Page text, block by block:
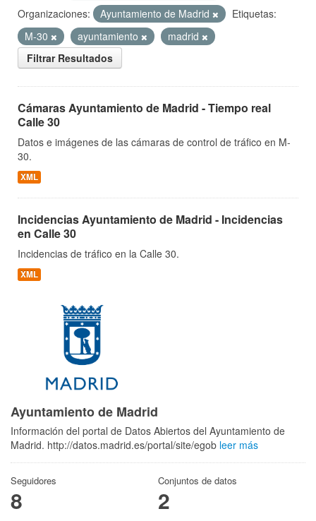
Organizaciones:
Ayuntamiento de Madrid
Etiquetas:
M-30
ayuntamiento
madrid
Filtrar Resultados
Cámaras Ayuntamiento de Madrid - Tiempo real
Calle 30
Datos e imágenes de las cámaras de control de tráfico en M-
30.
XML
Incidencias Ayuntamiento de Madrid - Incidencias
en Calle 30
Incidencias de tráfico en la Calle 30.
XML
Ayuntamiento de Madrid
Información del portal de Datos Abiertos del Ayuntamiento de
Madrid. http://datos.madrid.es/portal/site/egob leer más
Seguidores
8
Conjuntos de datos
2